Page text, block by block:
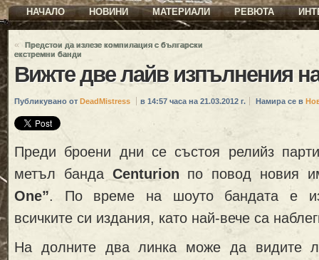
НАЧАЛО НОВИНИ МАТЕРИАЛИ РЕВЮТА
«
Предстои да излезе компилация с български
екстремни банди
Вижте две лайв изпълнения
Публикувано от DeadMistress в 14:57 часа на 21.03.2012 г. Намира се в
Преди броени дни се състоя релийз
метъл банда Centurion по повод новия
One”. По време на шоуто бандата е
всичките си издания, като най-вече са
На долните два линка може да видите